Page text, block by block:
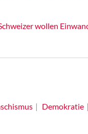
wollen
Demokratie